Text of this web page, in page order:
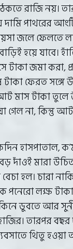
রাজি নয়।
দামি পাথরের
জলে ফেলতে
হয়ে যাবে।
জমা করা,
ফেরত সঙ্গে
মাস টাকা
গেল না, কিন্তু
হাসপাতাল,
দাঁওই মারা
হল। চারা
পনেরো লক্ষ
ডুবতে আর
তারপর
থিতু